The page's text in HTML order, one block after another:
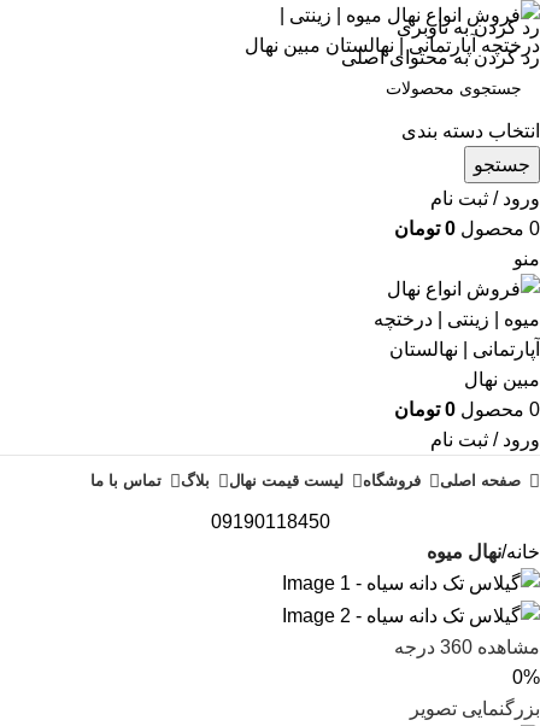
رد کردن به ناوبری
رد کردن به محتوای اصلی
انتخاب دسته بندی
جستجو
ورود / ثبت نام
0 محصول 0 تومان
منو
0 محصول 0 تومان
ورود / ثبت نام
صفحه اصلی فروشگاه لیست قیمت نهال بلاگ تماس با ما
09190118450
خانه نهال میوه
مشاهده 360 درجه
0%
بزرگنمایی تصویر